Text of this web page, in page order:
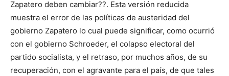
Zapatero deben cambiar??. Esta versión reducida
muestra el error de las políticas de austeridad del
gobierno Zapatero lo cual puede significar, como ocurrió
con el gobierno Schroeder, el colapso electoral del
partido socialista, y el retraso, por muchos años, de su
recuperación, con el agravante para el país, de que tales